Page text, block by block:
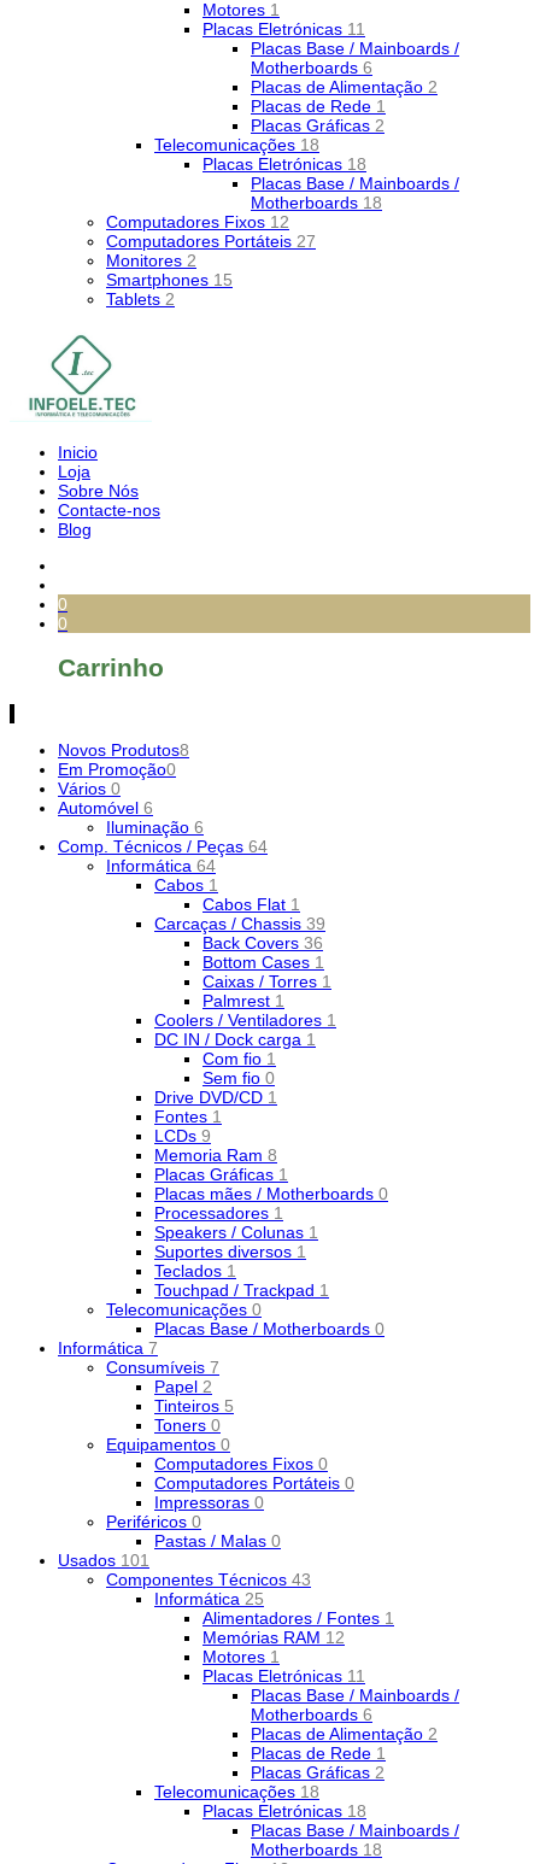
Motores 1
Placas Eletrónicas 11
Placas Base / Mainboards /
Motherboards 6
Placas de Alimentação 2
Placas de Rede 1
Placas Gráficas 2
Telecomunicações 18
Placas Eletrónicas 18
Placas Base / Mainboards /
Motherboards 18
Computadores Fixos 12
Computadores Portáteis 27
Monitores 2
Smartphones 15
Tablets 2
Inicio
Loja
Sobre Nós
Contacte-nos
Blog
0
0
Carrinho
Novos Produtos8
Em Promoção0
Vários 0
Automóvel 6
Iluminação 6
Comp. Técnicos / Peças 64
Informática 64
Cabos 1
Cabos Flat 1
Carcaças / Chassis 39
Back Covers 36
Bottom Cases 1
Caixas / Torres 1
Palmrest 1
Coolers / Ventiladores 1
DC IN / Dock carga 1
Com fio 1
Sem fio 0
Drive DVD/CD 1
Fontes 1
LCDs 9
Memoria Ram 8
Placas Gráficas 1
Placas mães / Motherboards 0
Processadores 1
Speakers / Colunas 1
Suportes diversos 1
Teclados 1
Touchpad / Trackpad 1
Telecomunicações 0
Placas Base / Motherboards 0
Informática 7
Consumíveis 7
Papel 2
Tinteiros 5
Toners 0
Equipamentos 0
Computadores Fixos 0
Computadores Portáteis 0
Impressoras 0
Periféricos 0
Pastas / Malas 0
Usados 101
Componentes Técnicos 43
Informática 25
Alimentadores / Fontes 1
Memórias RAM 12
Motores 1
Placas Eletrónicas 11
Placas Base / Mainboards /
Motherboards 6
Placas de Alimentação 2
Placas de Rede 1
Placas Gráficas 2
Telecomunicações 18
Placas Eletrónicas 18
Placas Base / Mainboards /
Motherboards 18